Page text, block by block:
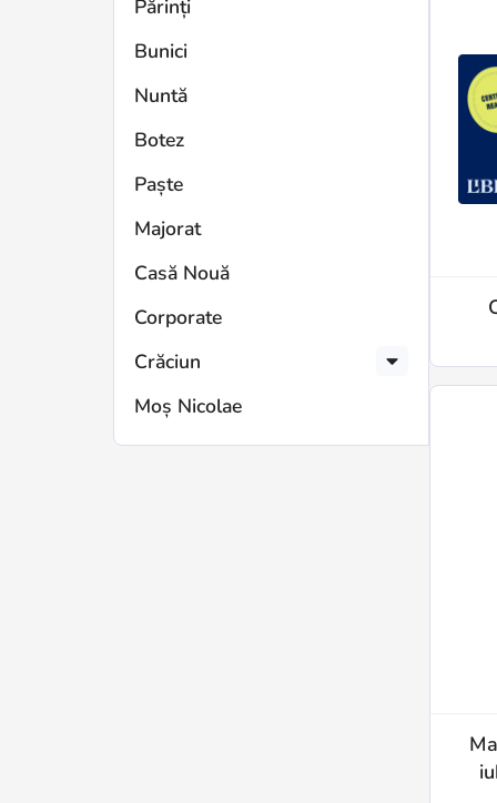
Părinți
Bunici
Nuntă
Botez
Paște
Majorat
Casă Nouă
Corporate
Crăciun
Moș Nicolae